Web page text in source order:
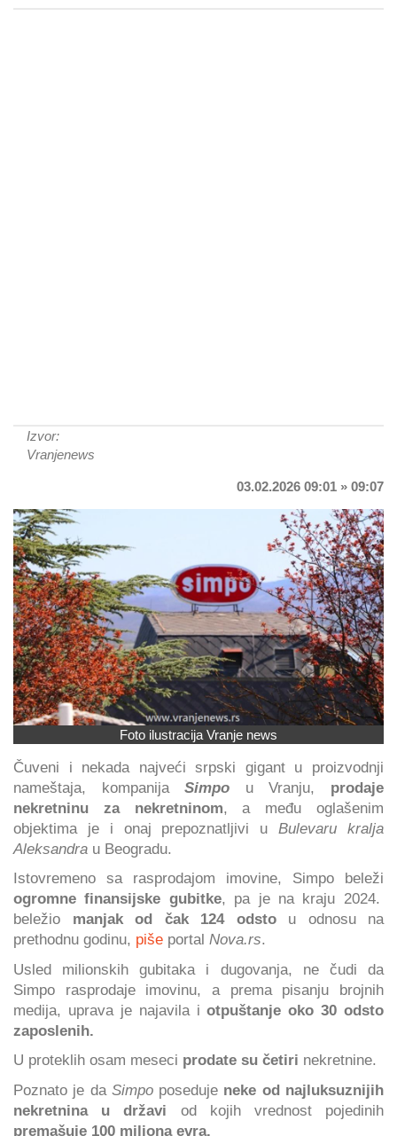
Izvor:
Vranjenews
03.02.2026 09:01 » 09:07
Foto ilustracija Vranje news
Čuveni i nekada najveći srpski gigant u proizvodnji
nameštaja, kompanijaSimpo u Vranju, prodaje
nekretninu za nekretninom, a među oglašenim
objektima je i onaj prepoznatljivi uBulevaru kralja
Aleksandra u Beogradu.
Istovremeno sa rasprodajom imovine, Simpo beleži
ogromne finansijske gubitke, pa je na kraju 2024.
beležio manjak od čak 124 odsto u odnosu na
prethodnu godinu, piše portal Nova.rs.
Usled milionskih gubitaka i dugovanja, ne čudi da
Simpo rasprodaje imovinu, a prema pisanju brojnih
medija, uprava je najavila iotpuštanje oko 30 odsto
zaposlenih.
U proteklih osam meseci prodate su četiri nekretnine.
Poznato je da Simpoposeduje neke od najluksuznijih
nekretnina u državi od kojih vrednost pojedinih
premašuje 100 miliona evra.